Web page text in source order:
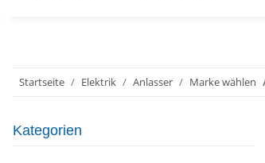
Startseite Elektrik Anlasser Marke wählen
Kategorien